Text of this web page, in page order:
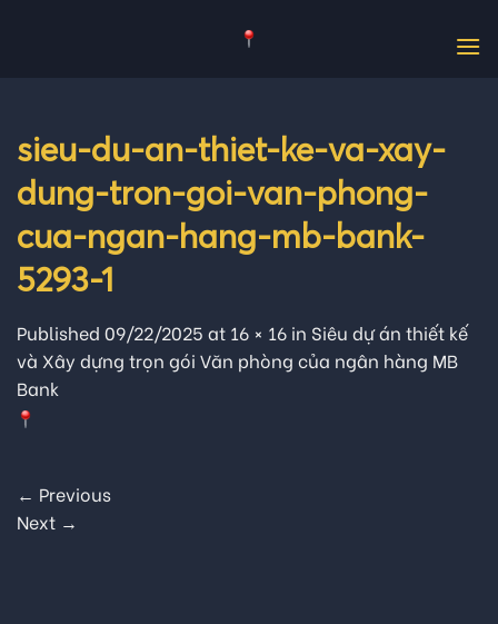
sieu-du-an-thiet-ke-va-xay-
dung-tron-goi-van-phong-
cua-ngan-hang-mb-bank-
5293-1
Published 09/22/2025 at 16 × 16 in Siêu dự án thiết kế
và Xây dựng trọn gói Văn phòng của ngân hàng MB
Bank
← Previous
Next →